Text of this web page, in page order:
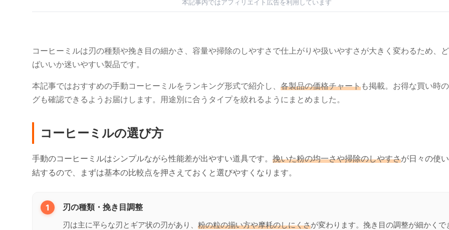
本記事内ではアフィリエイト広告を利用しています
コーヒーミルは刃の種類や挽き目の細かさ、容量や掃除のしやすさで仕上がりや扱いやすさが大きく変わるため、
ばいいか迷いやすい製品です。
本記事ではおすすめの手動コーヒーミルをランキング形式で紹介し、 各製品の価格チャートも掲載。お得な買い時
グも確認できるようお届けします。用途別に合うタイプを絞れるようにまとめました。
コーヒーミルの選び方
手動のコーヒーミルはシンプルながら性能差が出やすい道具です。 挽いた粉の均一さや掃除のしやすさが日々の使
結するので、まずは基本の比較点を押さえておくと選びやすくなります。
1 刃の種類・挽き目調整
刃は主に平らな刃とギア状の刃があり、 粉の粒の揃い方や摩耗のしにくさが変わります。挽き目の調整が細かくで